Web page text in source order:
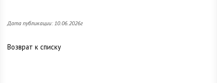
Дата публикации: 10.06.2026г
Возврат к списку